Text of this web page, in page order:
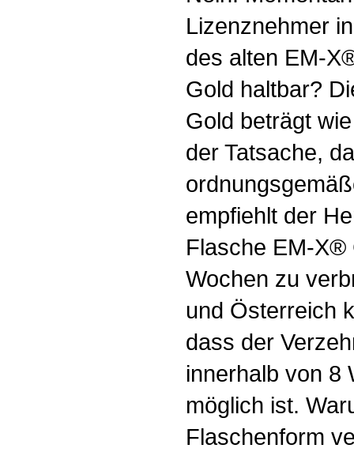
Lizenznehmer
des alten EM-
Gold haltbar?
Gold beträgt
der Tatsache,
empfiehlt der
Flasche EM-X®
Wochen zu
und Österreich
dass der
innerhalb von 8
möglich ist.
Flaschenform